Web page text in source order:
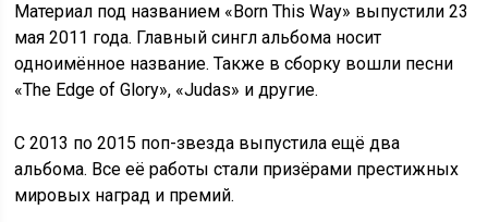
Материал под названием «Born This Way» выпустили 23
мая 2011 года. Главный сингл альбома носит
одноимённое название. Также в сборку вошли песни
«The Edge of Glory», «Judas» и другие.
С 2013 по 2015 поп-звезда выпустила ещё два
альбома. Все её работы стали призёрами престижных
мировых наград и премий.